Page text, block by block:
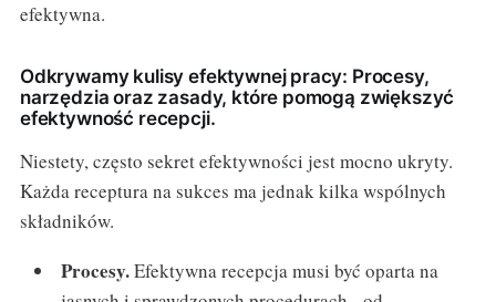
efektywna.
Odkrywamy kulisy efektywnej pracy: Procesy,
narzędzia oraz zasady, które pomogą zwiększyć
efektywność recepcji.
Niestety, często sekret efektywności jest mocno ukryty.
Każda receptura na sukces ma jednak kilka wspólnych
składników.
Procesy.Efektywna recepcja musi być oparta na